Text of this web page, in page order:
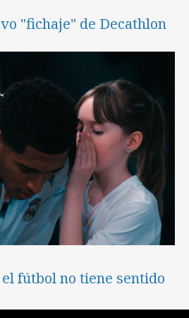
"fichaje" de Decathlon
fútbol no tiene sentido